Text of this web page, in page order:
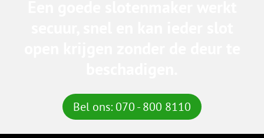
Bel ons: 070 - 800 8110